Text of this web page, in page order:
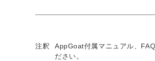
注釈
AppGoat付属マニュアル、
ださい。